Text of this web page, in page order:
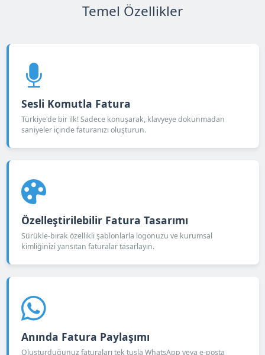
Temel Özellikler
Sesli Komutla Fatura
Türkiye'de bir ilk! Sadece konuşarak, klavyeye dokunmadan
saniyeler içinde faturanızı oluşturun.
Özelleştirilebilir Fatura Tasarımı
Sürükle-bırak özellikli şablonlarla logonuzu ve kurumsal
kimliğinizi yansıtan faturalar tasarlayın.
Anında Fatura Paylaşımı
Oluşturduğunuz faturaları tek tuşla WhatsApp veya e-posta